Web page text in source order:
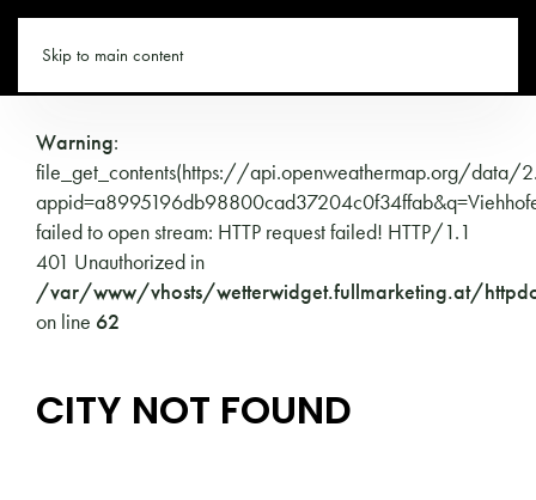
Skip to main content
VIEHHOFEN.CO
Warning:
file_get_contents(https://api.openweathermap.org/
failed to open stream: HTTP request failed! HTTP/1.1
401 Unauthorized in
/var/www/vhosts/wetterwidget.fullmarketing.at/
on line 62
CITY NOT FOUND